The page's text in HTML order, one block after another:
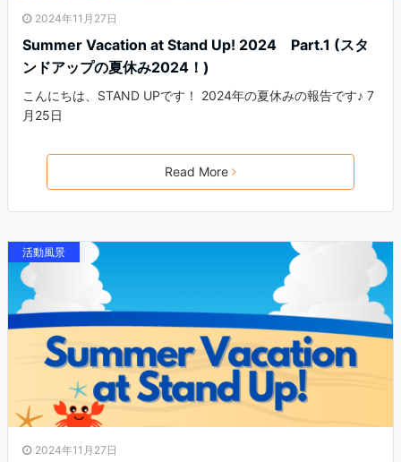
2024年11月27日
Summer Vacation at Stand Up! 2024 Part.1 (スタ
ンドアップの夏休み2024！)
こんにちは、STAND UPです！ 2024年の夏休みの報告です♪ 7
月25日
Read More
活動風景
2024年11月27日